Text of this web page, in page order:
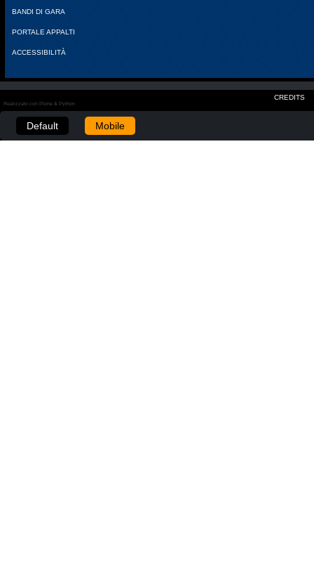
BANDI DI GARA
PORTALE APPALTI
ACCESSIBILITÀ
CREDITS
Realizzato con Plone & Python
Default Mobile